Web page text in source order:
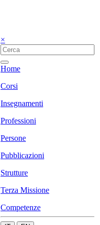
×
Home
Corsi
Insegnamenti
Professioni
Persone
Pubblicazioni
Strutture
Terza Missione
Competenze